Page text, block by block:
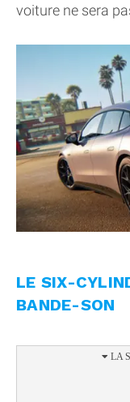
voiture ne sera
LE SIX-
BANDE-SON